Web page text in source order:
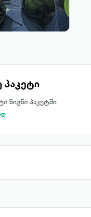
პაკეტი
წიგნი პაკეტში